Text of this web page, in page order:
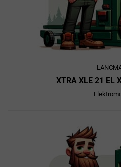
XTRA XLE 21 EL